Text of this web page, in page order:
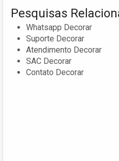
Pesquisas
Whatsapp Decorar
Suporte Decorar
Atendimento Decorar
SAC Decorar
Contato Decorar